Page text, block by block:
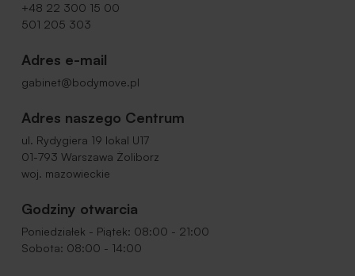
+48 22 300 15 00
501 205 303
Adres e-mail
gabinet@bodymove.pl
Adres naszego Centrum
ul. Rydygiera 19 lokal U17
01-793 Warszawa Żoliborz
woj. mazowieckie
Godziny otwarcia
Poniedziałek - Piątek: 08:00 - 21:00
Sobota: 08:00 - 14:00